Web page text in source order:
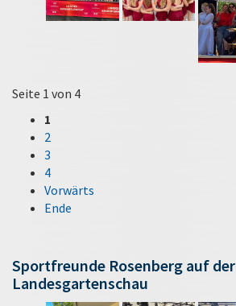
Seite 1 von 4
1
2
3
4
Vorwärts
Ende
Sportfreunde Rosenberg auf der
Landesgartenschau